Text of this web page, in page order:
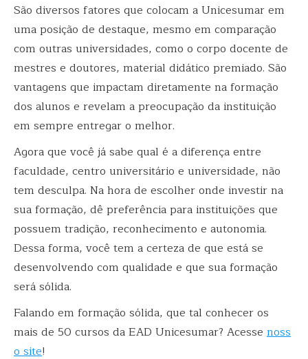
São diversos fatores que colocam a Unicesumar em
uma posição de destaque, mesmo em comparação
com outras universidades, como o corpo docente de
mestres e doutores, material didático premiado. São
vantagens que impactam diretamente na formação
dos alunos e revelam a preocupação da instituição
em sempre entregar o melhor.
Agora que você já sabe qual é a diferença entre
faculdade, centro universitário e universidade, não
tem desculpa. Na hora de escolher onde investir na
sua formação, dê preferência para instituições que
possuem tradição, reconhecimento e autonomia.
Dessa forma, você tem a certeza de que está se
desenvolvendo com qualidade e que sua formação
será sólida.
Falando em formação sólida, que tal conhecer os
mais de 50 cursos da EAD Unicesumar? Acesse noss
o site!